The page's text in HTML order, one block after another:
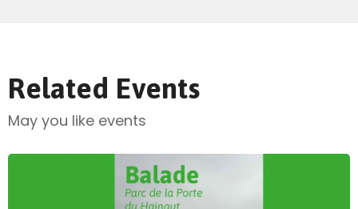
Related Events
May you like events